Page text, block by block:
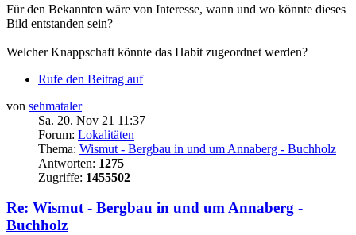
Für den Bekannten wäre von Interesse, wann und wo könnte dieses
Bild entstanden sein?
Welcher Knappschaft könnte das Habit zugeordnet werden?
Rufe den Beitrag auf
von sehmataler
Sa. 20. Nov 21 11:37
Forum: Lokalitäten
Thema: Wismut - Bergbau in und um Annaberg - Buchholz
Antworten: 1275
Zugriffe: 1455502
Re: Wismut - Bergbau in und um Annaberg -
Buchholz